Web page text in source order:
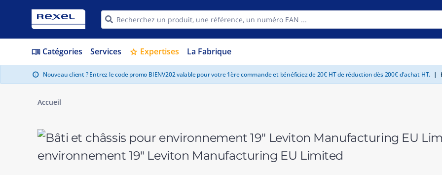
menu_book Catégories Services star Expertises La Fabrique
info Nouveau client ? Entrez le code promo BIENV202 valable pour votre 1ère commande et bénéficiez de 20€ HT de réduction dès 200€ d'achat HT. |
Accueil
environnement 19" Leviton Manufacturing EU Limited